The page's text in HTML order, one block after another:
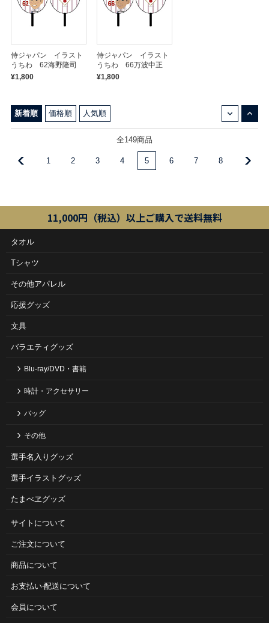
侍ジャパン イラスト
うちわ 62海野隆司
¥1,800
侍ジャパン イラスト
うちわ 66万波中正
¥1,800
新着順 価格順 人気順
全149商品
1 2 3 4 5 6 7 8
11,000円（税込）以上ご購入で送料無料
タオル
Tシャツ
その他アパレル
応援グッズ
文具
バラエティグッズ
Blu-ray/DVD・書籍
時計・アクセサリー
バッグ
その他
選手名入りグッズ
選手イラストグッズ
たまべヱグッズ
サイトについて
ご注⽂について
商品について
お⽀払い‧配送について
会員について